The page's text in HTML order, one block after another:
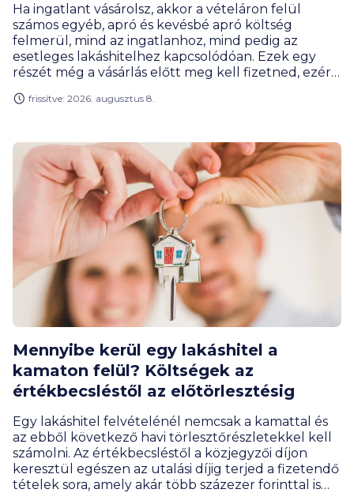
Ha ingatlant vásárolsz, akkor a vételáron felül
számos egyéb, apró és kevésbé apró költség
felmerül, mind az ingatlanhoz, mind pedig az
esetleges lakáshitelhez kapcsolódóan. Ezek egy
részét még a vásárlás előtt meg kell fizetned, ezért
rendelkezésedre álló kerettel.
frissítve: 2026. augusztus 8.
Mennyibe kerül egy lakáshitel a
kamaton felül? Költségek az
értékbecsléstől az előtörlesztésig
Egy lakáshitel felvételénél nemcsak a kamattal és
az ebből következő havi törlesztőrészletekkel kell
számolni. Az értékbecsléstől a közjegyzői díjon
keresztül egészen az utalási díjig terjed a fizetendő
tételek sora, amely akár több százezer forinttal is